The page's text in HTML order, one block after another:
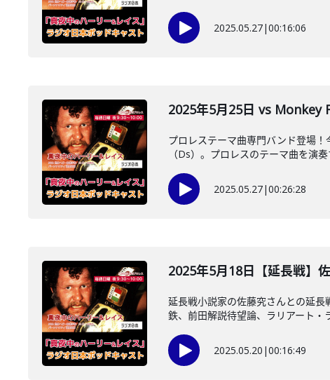
2025.05.27|00:16:06
2025年5月25日 vs Monkey
プロレステーマ曲専門バンド登場
（Ds）。プロレスのテーマ曲を演奏
2025.05.27|00:26:28
2025年5月18日【延長戦】
延長戦小説家の佐藤究さんとの延
鉄、前田解説待望論、ラリアート・
2025.05.20 |00:16:49